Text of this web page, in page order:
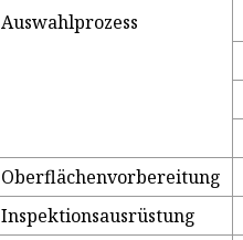
Auswahlprozess
Oberflächenvorbereitung
Inspektionsausrüstung